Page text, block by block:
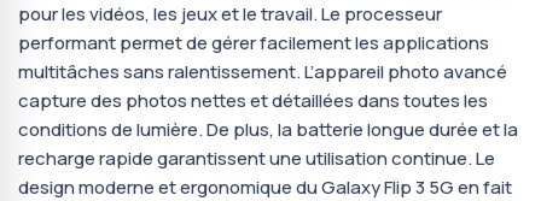
pour les vidéos, les jeux et le travail. Le processeur
performant permet de gérer facilement les applications
multitâches sans ralentissement. L’appareil photo avancé
capture des photos nettes et détaillées dans toutes les
conditions de lumière. De plus, la batterie longue durée et la
recharge rapide garantissent une utilisation continue. Le
design moderne et ergonomique du Galaxy Flip 3 5G en fait